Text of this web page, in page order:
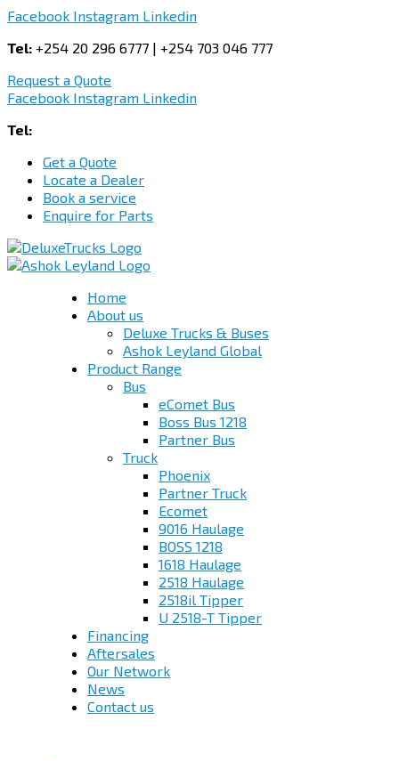
Facebook Instagram Linkedin
Tel: +254 20 296 6777 | +254 703 046 777
Request a Quote
Facebook Instagram Linkedin
Tel:
Get a Quote
Locate a Dealer
Book a service
Enquire for Parts
Home
About us
Deluxe Trucks & Buses
Ashok Leyland Global
Product Range
Bus
eComet Bus
Boss Bus 1218
Partner Bus
Truck
Phoenix
Partner Truck
Ecomet
9016 Haulage
BOSS 1218
1618 Haulage
2518 Haulage
2518il Tipper
U 2518-T Tipper
Financing
Aftersales
Our Network
News
Contact us